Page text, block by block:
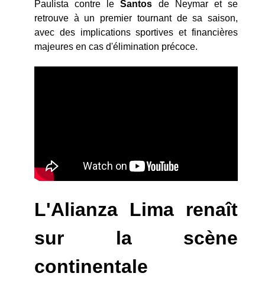
Paulista contre leSantos de Neymar et se
retrouve à un premier tournant de sa saison,
avec des implications sportives et financières
majeures en cas d'élimination précoce.
L'Alianza Lima renaît
sur la scène
continentale